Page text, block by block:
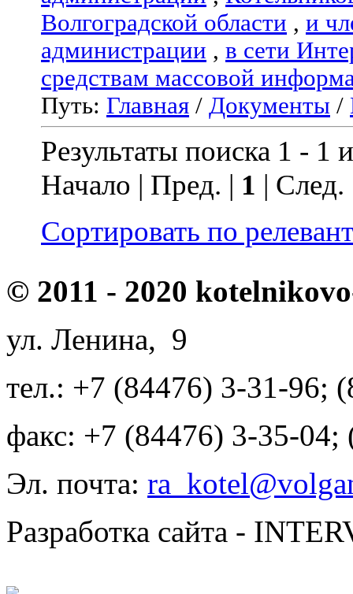
Волгоградской области , и
администрации , в сети
средствам массовой
Путь: Главная / Документы /
Результаты поиска 1 - 1
Начало | Пред. | 1 |
Сортировать по
© 2011 - 2020
ул. Ленина, 9
тел.: +7 (84476) 3-31-96;
факс: +7 (84476) 3-35-04;
Эл. почта:
Разработка сайта -